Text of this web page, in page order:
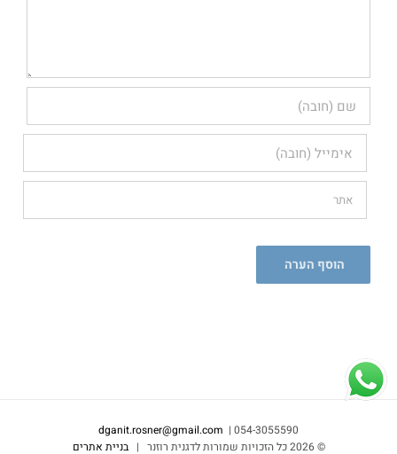
054-3055590 |
dganit.rosner@gmail.com
©2026 כל הזכויות שמורות לדגנית רוזנר | בניית אתרים